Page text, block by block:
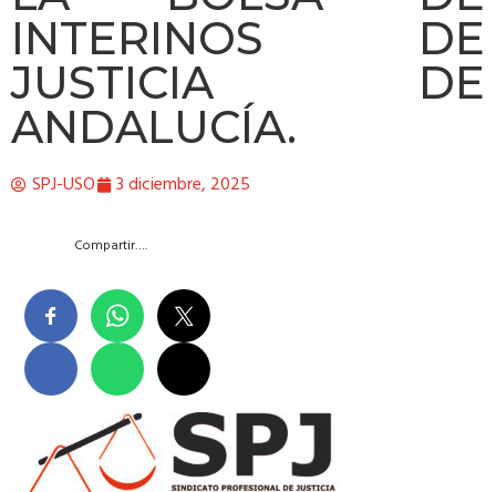
INTERINOS DE
JUSTICIA DE
ANDALUCÍA.
SPJ-USO 3 diciembre, 2025
Compartir….